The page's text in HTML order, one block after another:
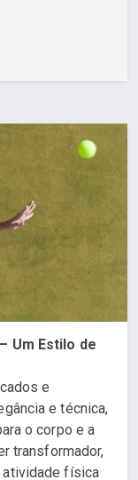
Um Estilo de
e
e técnica,
o corpo e a
transformador,
atividade física